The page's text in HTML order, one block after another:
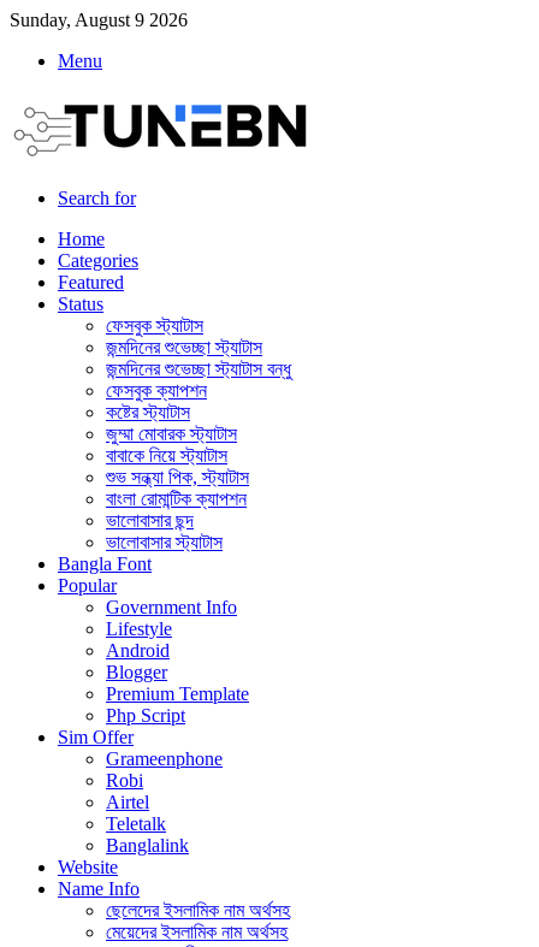
Sunday, August 9 2026
Menu
Search for
Home
Categories
Featured
Status
ফেসবুক স্ট্যাটাস
জন্মদিনের শুভেচ্ছা স্ট্যাটাস
জন্মদিনের শুভেচ্ছা স্ট্যাটাস বন্ধু
ফেসবুক ক্যাপশন
কষ্টের স্ট্যাটাস
জুম্মা মোবারক স্ট্যাটাস
বাবাকে নিয়ে স্ট্যাটাস
শুভ সন্ধ্যা পিক, স্ট্যাটাস
বাংলা রোমান্টিক ক্যাপশন
ভালোবাসার ছন্দ
ভালোবাসার স্ট্যাটাস
Bangla Font
Popular
Government Info
Lifestyle
Android
Blogger
Premium Template
Php Script
Sim Offer
Grameenphone
Robi
Airtel
Teletalk
Banglalink
Website
Name Info
ছেলেদের ইসলামিক নাম অর্থসহ
মেয়েদের ইসলামিক নাম অর্থসহ